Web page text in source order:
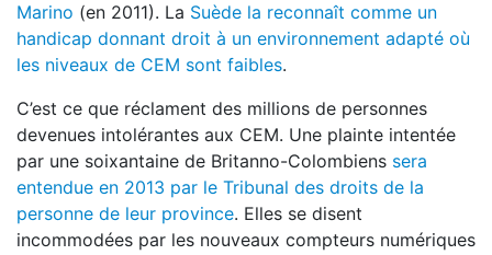
Marino (en 2011). La Suède la reconnaît comme un
handicap donnant droit à un environnement adapté où
les niveaux de CEM sont faibles.
C’est ce que réclament des millions de personnes
devenues intolérantes aux CEM. Une plainte intentée
par une soixantaine de Britanno­-Colombiens sera
entendue en 2013 par le Tribunal des droits de la
personne de leur province. Elles se disent
incommodées par les nouveaux compteurs numériques